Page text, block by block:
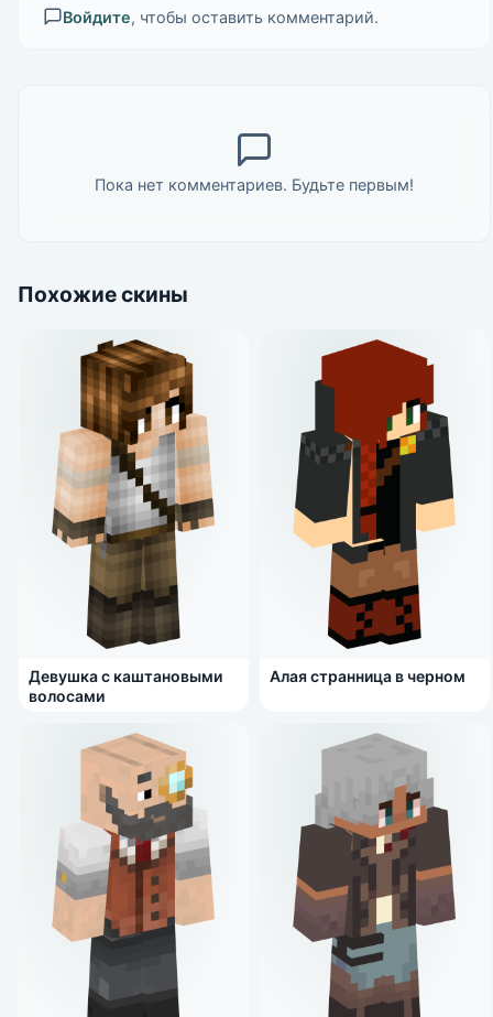
Войдите, чтобы оставить комментарий.
Пока нет комментариев. Будьте первым!
Похожие скины
Девушка с каштановыми
волосами
Алая странница в черном